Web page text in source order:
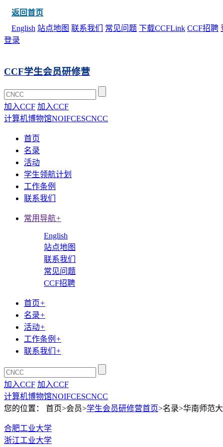
返回首页
English 站点地图 联系我们 常见问题 下载CCFLink CCF招聘
登录
CCF学生会员研修营
加入CCF 加入CCF
计算机博物馆NOIFCESCNCC
首页
名录
活动
学生领航计划
工作条例
联系我们
常用导航+
English
站点地图
联系我们
常见问题
CCF招聘
首页+
名录+
活动+
工作条例 +
联系我们 +
加入CCF 加入CCF
计算机博物馆NOIFCESCNCC
您的位置： 首页>会员>学生会员研修营首页>名录>华南师范
合肥工业大学
浙江工业大学